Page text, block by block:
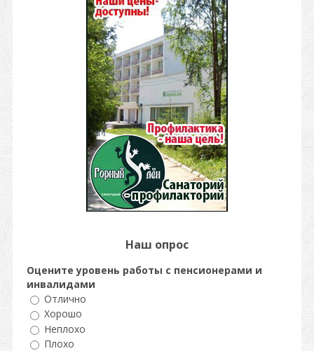
Наш опрос
Оцените уровень работы с пенсионерами и
инвалидами
Отлично
Хорошо
Неплохо
Плохо